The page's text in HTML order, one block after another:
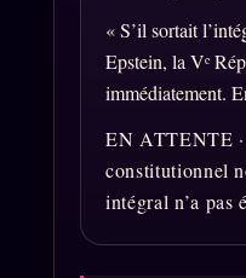
Archive complète
À la une
Recherche ⌕
Tous les tags
« S’il sortait
Epstein, la Vᵉ
immédiatement.
EN ATTENTE
constitutionnel
intégral n’a pas